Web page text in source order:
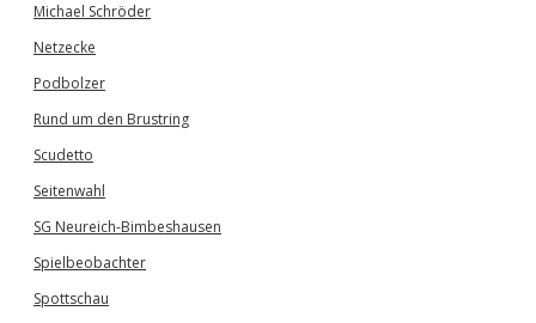
Michael Schröder
Netzecke
Podbolzer
Rund um den Brustring
Scudetto
Seitenwahl
SG Neureich-Bimbeshausen
Spielbeobachter
Spottschau